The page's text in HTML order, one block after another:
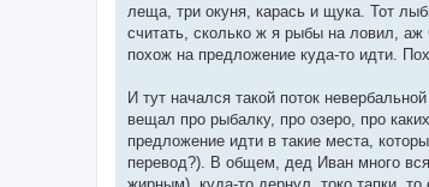
леща, три окуня, карась и щука. Тот
считать, сколько ж я рыбы на ловил,
похож на предложение куда-то идти.
И тут начался такой поток
вещал про рыбалку, про озеро, про
предложение идти в такие места,
перевод?). В общем, дед Иван много